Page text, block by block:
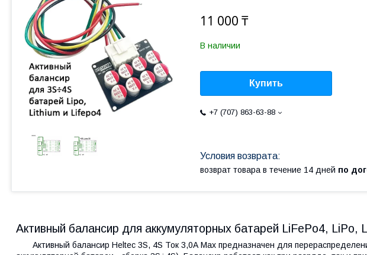
11 000 ₸
В наличии
Купить
+7 (707) 863-63-88
возврат товара в течение 14 дней по
Активный балансир для аккумуляторных батарей LiFePo4, LiPo,
Активный балансир Heltec 3S, 4S Ток 3,0A Max предназначен для